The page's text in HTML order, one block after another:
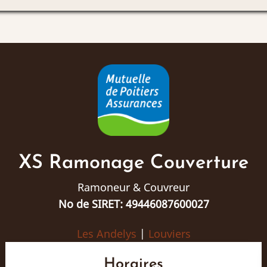
XS Ramonage Couverture
Ramoneur & Couvreur
No de SIRET: 49446087600027
Les Andelys | Louviers